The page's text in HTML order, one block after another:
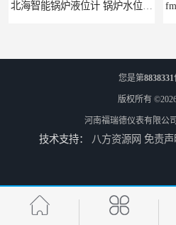
FMP43 润滑油雷达液位计 能够提供定制服务
您是第8838331
版权所有
河南福瑞德仪表有限公司
技术支持： 八方资源网 免责声